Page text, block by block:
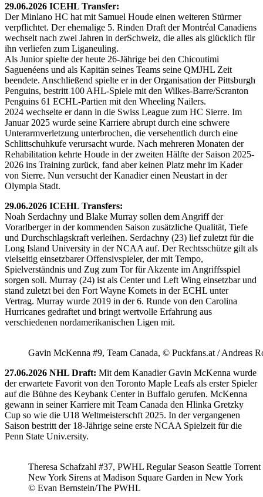
29.06.2026 ICEHL Transfer:
Der Minlano HC hat mit Samuel Houde einen weiteren Stürmer
verpflichtet. Der ehemalige 5. Rinden Draft der Montréal Canadiens
wechselt nach zwei Jahren in derSchweiz, die alles als glücklich für
ihn verliefen zum Liganeuling.
Als Junior spielte der heute 26-Jährige bei den Chicoutimi
Saguenéens und als Kapitän seines Teams seine QMJHL Zeit
beendete. Anschließend spielte er in der Organisation der Pittsburgh
Penguins, bestritt 100 AHL-Spiele mit den Wilkes-Barre/Scranton
Penguins 61 ECHL-Partien mit den Wheeling Nailers.
2024 wechselte er dann in die Swiss League zum HC Sierre. Im
Januar 2025 wurde seine Karriere abrupt durch eine schwere
Unterarmverletzung unterbrochen, die versehentlich durch eine
Schlittschuhkufe verursacht wurde. Nach mehreren Monaten der
Rehabilitation kehrte Houde in der zweiten Hälfte der Saison 2025-
2026 ins Training zurück, fand aber keinen Platz mehr im Kader
von Sierre. Nun versucht der Kanadier einen Neustart in der
Olympia Stadt.
29.06.2026 ICEHL Transfers:
Noah Serdachny und Blake Murray sollen dem Angriff der
Vorarlberger in der kommenden Saison zusätzliche Qualität, Tiefe
und Durchschlagskraft verleihen. Serdachny (23) lief zuletzt für die
Long Island University in der NCAA auf. Der Rechtsschütze gilt als
vielseitig einsetzbarer Offensivspieler, der mit Tempo,
Spielverständnis und Zug zum Tor für Akzente im Angriffsspiel
sorgen soll. Murray (24) ist als Center und Left Wing einsetzbar und
stand zuletzt bei den Fort Wayne Komets in der ECHL unter
Vertrag. Murray wurde 2019 in der 6. Runde von den Carolina
Hurricanes gedraftet und bringt wertvolle Erfahrung aus
verschiedenen nordamerikanischen Ligen mit.
Gavin McKenna #9, Team Canada, © Puckfans.at / Andreas
27.06.2026 NHL Draft: Mit dem Kanadier Gavin McKenna wurde
der erwartete Favorit von den Toronto Maple Leafs als erster Spieler
auf die Bühne des Keybank Center in Buffalo gerufen. McKenna
gewann in seiner Karriere mit Team Canada den Hlinka Gretzky
Cup so wie die U18 Weltmeisterschft 2025. In der vergangenen
Saison bestritt der 18-Jährige seine erste NCAA Spielzeit für die
Penn State Univ.ersity.
Theresa Schafzahl #37, PWHL Regular Season Seattle Torrent
New York Sirens at Madison Square Garden in New York
© Evan Bernstein/The PWHL